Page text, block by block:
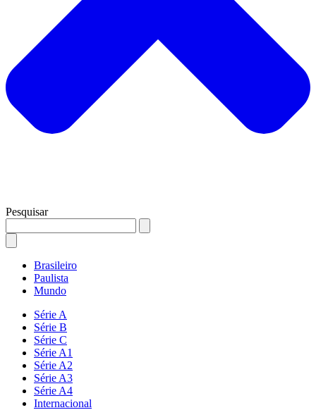
Pesquisar
Brasileiro
Paulista
Mundo
Série A
Série B
Série C
Série A1
Série A2
Série A3
Série A4
Internacional